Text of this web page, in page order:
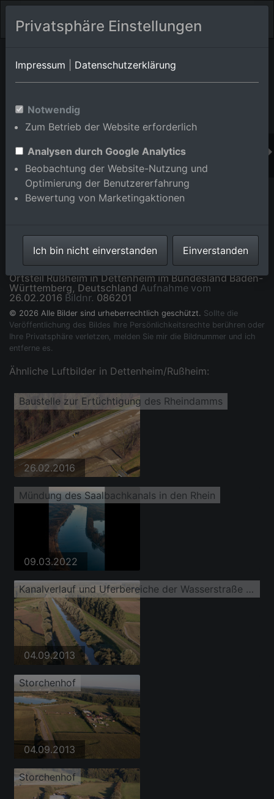
Orts-Album von Dettenheim/Rußheim
Württemberg,Deutschland
Im Shop bestellen
Baustelle zur Ertüchtigung des Rheindamms im
Ortsteil Rußheim in Dettenheim im Bundesland Baden-
Württemberg, Deutschland Aufnahme vom
26.02.2016 Bildnr. 086201
© 2026 Alle Bilder sind urheberrechtlich geschützt. Sollte die
Veröffentlichung des Bildes Ihre Persönlichkeitsrechte berühren oder
Ihre Privatsphäre verletzen, melden Sie mir die Bildnummer und ich
entferne es.
Ähnliche Luftbilder in Dettenheim/Rußheim:
Baustelle zur Ertüchtigung des Rheindamms
26.02.2016
Mündung des Saalbachkanals in den Rhein
09.03.2022
Kanalverlauf und Uferbereiche der Wasserstraße des Saalbachkanal
04.09.2013
Storchenhof
04.09.2013
Storchenhof
Privatsphäre Einstellungen
Impressum Datenschutzerklärung
Notwendig
Zum Betrieb der Website erforderlich
Analysen durch Google Analytics
Beobachtung der Website-Nutzung und
Optimierung der Benutzererfahrung
Bewertung von Marketingaktionen
Ich bin nicht einverstanden Einverstanden